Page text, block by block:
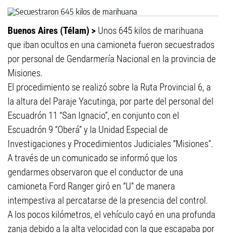
Buenos Aires (Télam) > Unos 645 kilos de marihuana
que iban ocultos en una camioneta fueron secuestrados
por personal de Gendarmería Nacional en la provincia de
Misiones.
El procedimiento se realizó sobre la Ruta Provincial 6, a
la altura del Paraje Yacutinga, por parte del personal del
Escuadrón 11 “San Ignacio”, en conjunto con el
Escuadrón 9 “Oberá” y la Unidad Especial de
Investigaciones y Procedimientos Judiciales “Misiones”.
A través de un comunicado se informó que los
gendarmes observaron que el conductor de una
camioneta Ford Ranger giró en “U” de manera
intempestiva al percatarse de la presencia del control.
A los pocos kilómetros, el vehículo cayó en una profunda
zanja debido a la alta velocidad con la que escapaba por